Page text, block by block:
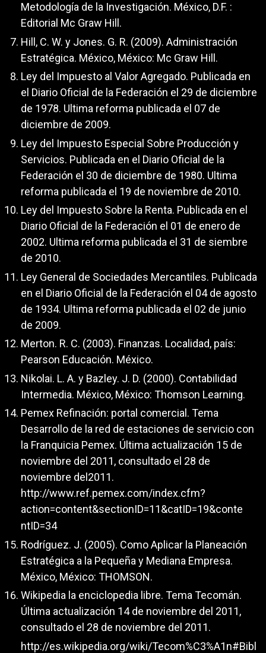
Metodología de la Investigación. México, D.F. :
Editorial Mc Graw Hill.
Hill, C. W. y Jones. G. R. (2009). Administración
Estratégica. México, México: Mc Graw Hill.
Ley del Impuesto al Valor Agregado. Publicada en
el Diario Oficial de la Federación el 29 de diciembre
de 1978. Ultima reforma publicada el 07 de
diciembre de 2009.
Ley del Impuesto Especial Sobre Producción y
Servicios. Publicada en el Diario Oficial de la
Federación el 30 de diciembre de 1980. Ultima
reforma publicada el 19 de noviembre de 2010.
Ley del Impuesto Sobre la Renta. Publicada en el
Diario Oficial de la Federación el 01 de enero de
2002. Ultima reforma publicada el 31 de siembre
de 2010.
Ley General de Sociedades Mercantiles. Publicada
en el Diario Oficial de la Federación el 04 de agosto
de 1934. Ultima reforma publicada el 02 de junio
de 2009.
Merton. R. C. (2003). Finanzas. Localidad, país:
Pearson Educación. México.
Nikolai. L. A. y Bazley. J. D. (2000). Contabilidad
Intermedia. México, México: Thomson Learning.
Pemex Refinación: portal comercial. Tema
Desarrollo de la red de estaciones de servicio con
la Franquicia Pemex. Última actualización 15 de
noviembre del 2011, consultado el 28 de
noviembre del2011.
http://www.ref.pemex.com/index.cfm?
action=content&sectionID=11&catID=19&conte
ntID=34
Rodríguez. J. (2005). Como Aplicar la Planeación
Estratégica a la Pequeña y Mediana Empresa.
México, México: THOMSON.
Wikipedia la enciclopedia libre. Tema Tecomán.
Última actualización 14 de noviembre del 2011,
consultado el 28 de noviembre del 2011.
http://es.wikipedia.org/wiki/Tecom%C3%A1n#Bibl